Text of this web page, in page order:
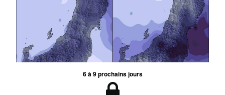
6 à 9 prochains jours